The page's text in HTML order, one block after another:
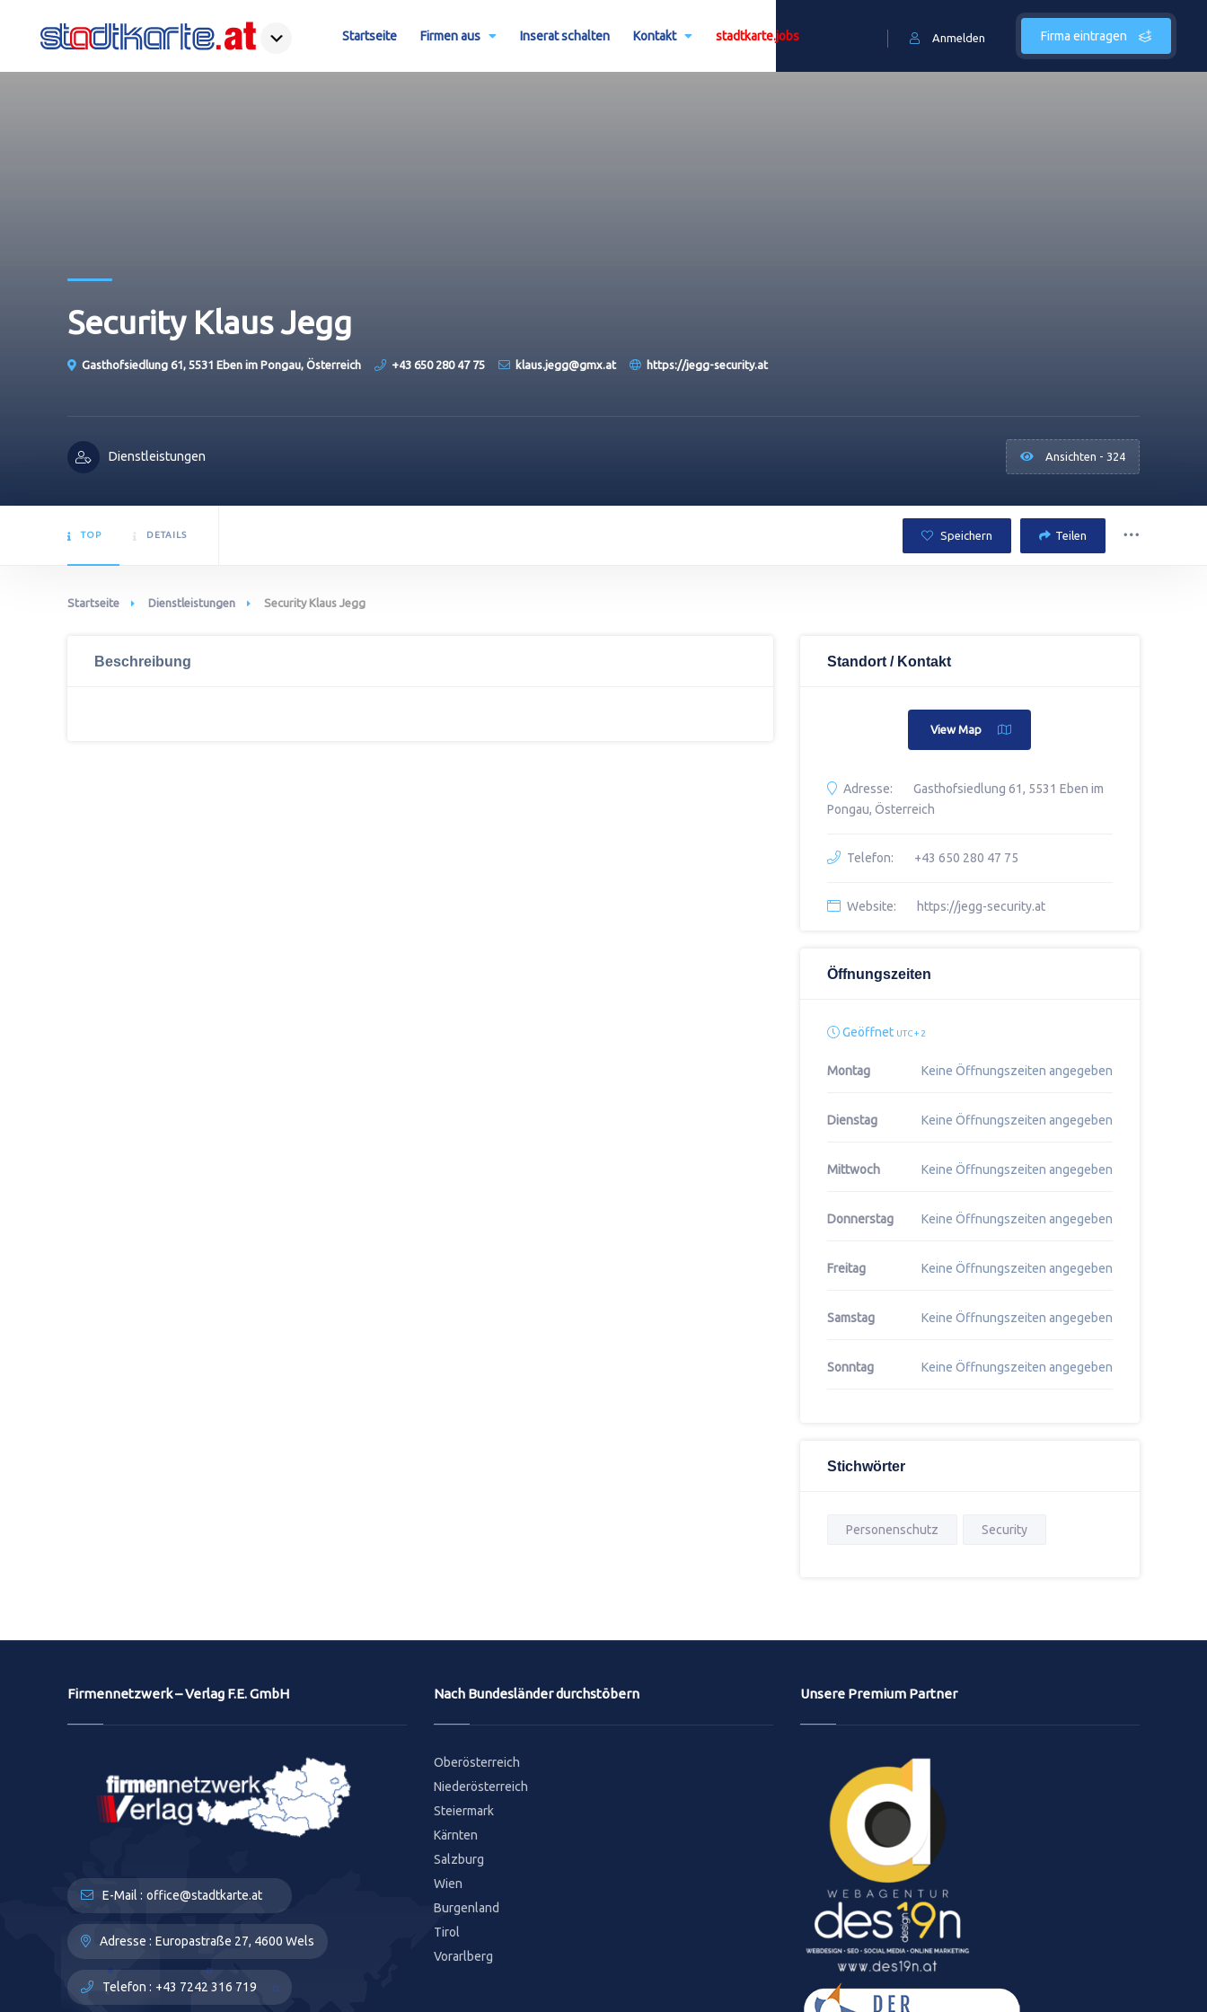
Firma eintragen
Anmelden
Startseite Firmen aus Inserat schalten Kontakt stadtkarte.jobs
Security Klaus Jegg
Gasthofsiedlung 61, 5531 Eben im Pongau, Österreich +43 650 280 47 75 klaus.jegg@gmx.at https://jegg-security.at
Dienstleistungen Ansichten - 324
TOP DETAILS Speichern Teilen
Startseite Dienstleistungen Security Klaus Jegg
Beschreibung Standort / Kontakt
View Map
Adresse:
Gasthofsiedlung 61, 5531 Eben im
Pongau, Österreich
Telefon: +43 650 280 47 75
Website: https://jegg-security.at
Öffnungszeiten
Geöffnet UTC + 2
Montag Keine Öffnungszeiten angegeben
Dienstag Keine Öffnungszeiten angegeben
Mittwoch Keine Öffnungszeiten angegeben
Donnerstag Keine Öffnungszeiten angegeben
Freitag Keine Öffnungszeiten angegeben
Samstag Keine Öffnungszeiten angegeben
Sonntag Keine Öffnungszeiten angegeben
Stichwörter
Personenschutz Security
Firmennetzwerk – Verlag F.E. GmbH
E-Mail : office@stadtkarte.at
Adresse : Europastraße 27, 4600 Wels
Telefon : +43 7242 316 719
Nach Bundesländer durchstöbern
Oberösterreich
Niederösterreich
Steiermark
Kärnten
Salzburg
Wien
Burgenland
Tirol
Vorarlberg
Unsere Premium Partner